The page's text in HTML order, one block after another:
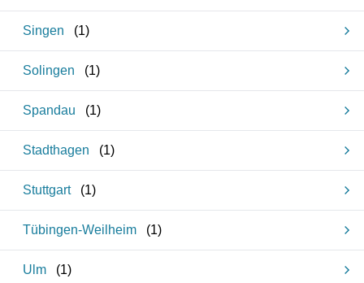
Singen (1)
Solingen (1)
Spandau (1)
Stadthagen (1)
Stuttgart (1)
Tübingen-Weilheim (1)
Ulm (1)